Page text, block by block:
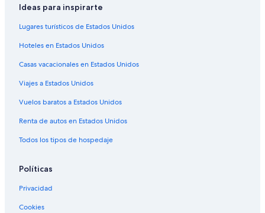
Hoteles en Isla de Vieques
Ideas para inspirarte
Lugares turísticos de Estados Unidos
Hoteles en Estados Unidos
Casas vacacionales en Estados Unidos
Viajes a Estados Unidos
Vuelos baratos a Estados Unidos
Renta de autos en Estados Unidos
Todos los tipos de hospedaje
Políticas
Privacidad
Cookies